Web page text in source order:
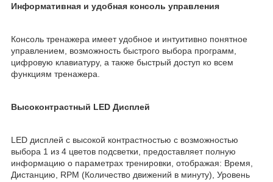
Информативная и удобная консоль управления
Консоль тренажера имеет удобное и интуитивно понятное
управлением, возможность быстрого выбора программ,
цифровую клавиатуру, а также быстрый доступ ко всем
функциям тренажера.
Высоконтрастный LED Дисплей
LED дисплей с высокой контрастностью с возможностью
выбора 1 из 4 цветов подсветки, предоставляет полную
информацию о параметрах тренировки, отображая: Время,
Дистанцию, RPM (Количество движений в минуту), Уровень